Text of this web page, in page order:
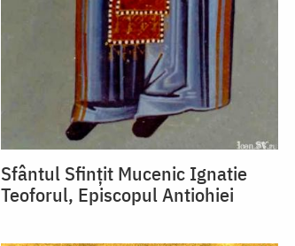
Sfântul Sfințit Mucenic Ignatie
Teoforul, Episcopul Antiohiei